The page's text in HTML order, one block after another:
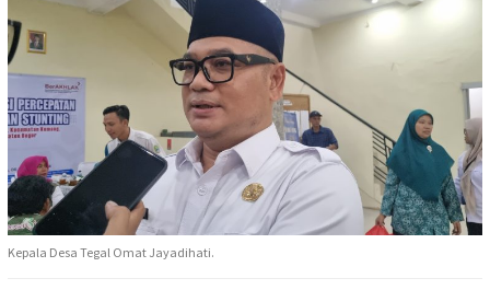
Kepala Desa Tegal Omat Jayadihati.